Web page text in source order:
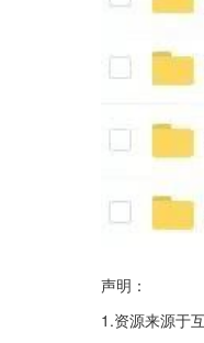
声明：
1.资源来源于